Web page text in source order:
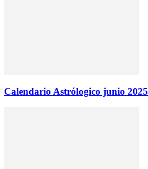
Calendario Astrólogico junio 2025